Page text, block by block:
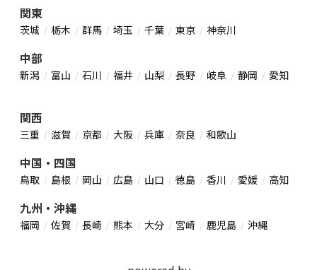
関東
茨城 栃木 群馬 埼玉 千葉 東京 神奈川
中部
新潟 富山 石川 福井 山梨 長野 岐阜 静岡 愛知
関西
三重 滋賀 京都 大阪 兵庫 奈良 和歌山
中国・四国
鳥取 島根 岡山 広島 山口 徳島 香川 愛媛 高知
九州・沖縄
福岡 佐賀 長崎 熊本 大分 宮崎 鹿児島 沖縄